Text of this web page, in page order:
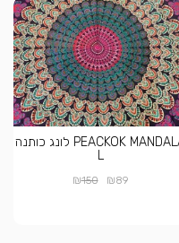
PEACKOK MANDALA לונג כותנה
L
₪89
₪150